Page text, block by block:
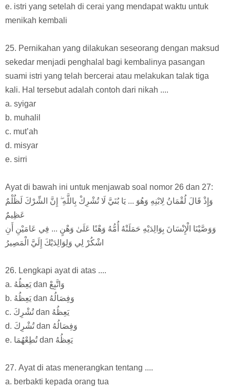
e. istri yang setelah di cerai yang mendapat waktu untuk
menikah kembali
25. Pernikahan yang dilakukan seseorang dengan maksud
sekedar menjadi penghalal bagi kembalinya pasangan
suami istri yang telah bercerai atau melakukan talak tiga
kali. Hal tersebut adalah contoh dari nikah ....
a. syigar
b. muhalil
c. mut’ah
d. misyar
e. sirri
Ayat di bawah ini untuk menjawab soal nomor 26 dan 27:
وَإِذْ قَالَ لُقْمَانُ لِابْنِهِ وَهُوَ ... يَا بُنَيَّ لَا تُشْرِكْ بِاللَّهِ ۖ إِنَّ الشِّرْكَ لَظُلْمٌ
عَظِيمٌ
وَوَصَّيْنَا الْإِنْسَانَ بِوَالِدَيْهِ حَمَلَتْهُ أُمُّهُ وَهْنًا عَلَىٰ وَهْنٍ ... فِي عَامَيْنِ أَنِ
اشْكُرْ لِي وَلِوَالِدَيْكَ إِلَيَّ الْمَصِيرُ
26. Lengkapi ayat di atas ....
a. يَعِظُهُ dan وَاتَّبِعْ
b. يَعِظُهُ dan وَفِصَالُهُ
c. تُشْرِكَ dan يَعِظُهُ
d. تُشْرِكَ dan وَفِصَالُهُ
e. تُطِعْهُمَا dan يَعِظُهُ
27. Ayat di atas menerangkan tentang ....
a. berbakti kepada orang tua